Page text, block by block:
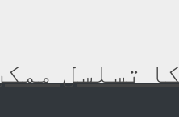
تسلسل